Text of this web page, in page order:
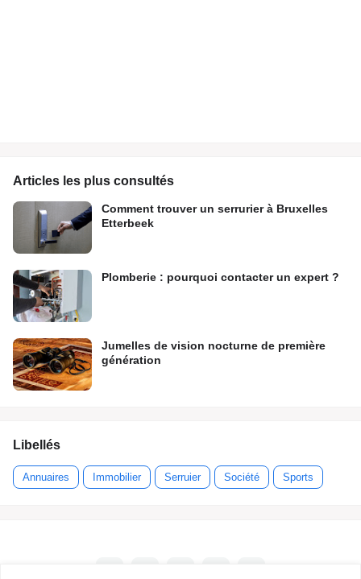
Articles les plus consultés
Comment trouver un serrurier à Bruxelles
Etterbeek
Plomberie : pourquoi contacter un expert ?
Jumelles de vision nocturne de première
génération
Libellés
Annuaires Immobilier Serruier Société Sports